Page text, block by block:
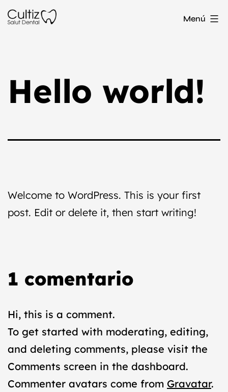
Saltar
Cultiz Menú
Hello world!
Welcome to WordPress. This is your first
post. Edit or delete it, then start writing!
1 comentario
Hi, this is a comment.
To get started with moderating, editing,
and deleting comments, please visit the
Comments screen in the dashboard.
Commenter avatars come from Gravatar.